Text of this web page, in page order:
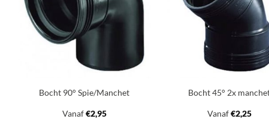
Bocht 90° Spie/Manchet
Vanaf€2,95
Bocht 45° 2x
Vanaf€2,25